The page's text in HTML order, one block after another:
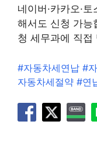
네이버·카카오·
해서도 신청 가능
청 세무과에 직접
#자동차세연납 #
자동차세절약 #연